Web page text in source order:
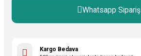
Whatsapp Sipariş
Kargo Bedava